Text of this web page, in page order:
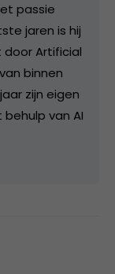
passie
jaren is hij
Artificial
binnen
zijn eigen
van AI